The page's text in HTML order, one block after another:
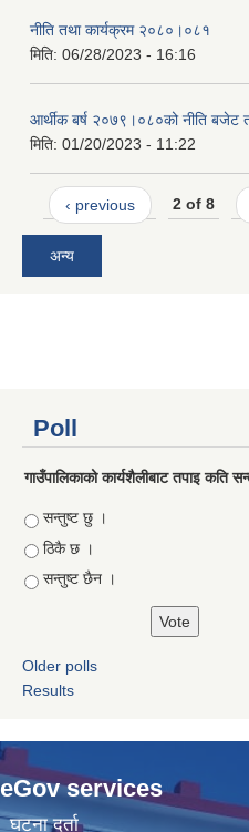
नीति तथा कार्यक्रम २०८०।०८१
मिति: 06/28/2023 - 16:16
आर्थीक बर्ष २०७९।०८०को नीति बजेट
मिति: 01/20/2023 - 11:22
‹ previous 2 of 8
अन्य
Poll
गाउँपालिकाको कार्यशैलीबाट तपाइ कति
Choices
सन्तुष्ट छु ।
ठिकै छ ।
सन्तुष्ट छैन ।
Older polls
Results
eGov services
घटना दर्ता